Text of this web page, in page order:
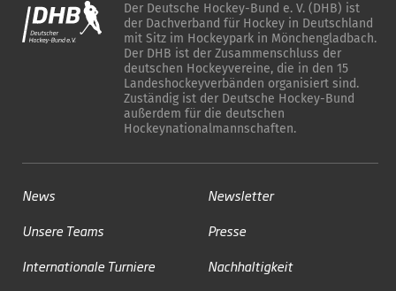
Der Deutsche Hockey-Bund e. V. (DHB) ist
der Dachverband für Hockey in Deutschland
mit Sitz im Hockeypark in Mönchengladbach.
Der DHB ist der Zusammenschluss der
deutschen Hockeyvereine, die in den 15
Landeshockeyverbänden organisiert sind.
Zuständig ist der Deutsche Hockey-Bund
außerdem für die deutschen
Hockeynationalmannschaften.
News
Unsere Teams
Internationale Turniere
Newsletter
Presse
Nachhaltigkeit